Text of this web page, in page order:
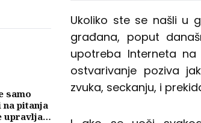
samo
pitanja
upravljati
Ukoliko ste se našli u
građana, poput
upotreba Interneta
ostvarivanje poziva
zvuka, seckanju, i